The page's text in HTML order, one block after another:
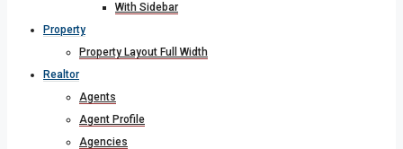
With Sidebar
Property
Property Layout Full Width
Realtor
Agents
Agent Profile
Agencies